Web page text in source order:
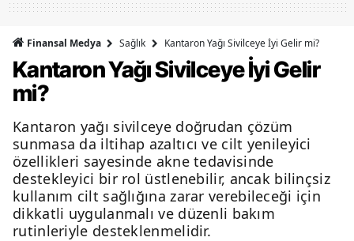
Finansal Medya Sağlık Kantaron Yağı Sivilceye İyi Gelir mi?
Kantaron Yağı Sivilceye İyi Gelir
mi?
Kantaron yağı sivilceye doğrudan çözüm
sunmasa da iltihap azaltıcı ve cilt yenileyici
özellikleri sayesinde akne tedavisinde
destekleyici bir rol üstlenebilir, ancak bilinçsiz
kullanım cilt sağlığına zarar verebileceği için
dikkatli uygulanmalı ve düzenli bakım
rutinleriyle desteklenmelidir.